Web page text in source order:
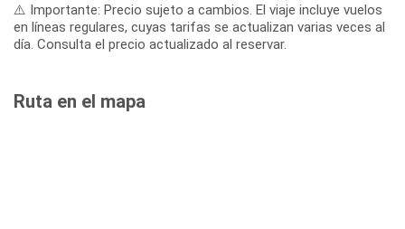
⚠️ Importante: Precio sujeto a cambios. El viaje incluye vuelos
en líneas regulares, cuyas tarifas se actualizan varias veces al
día. Consulta el precio actualizado al reservar.
Ruta en el mapa